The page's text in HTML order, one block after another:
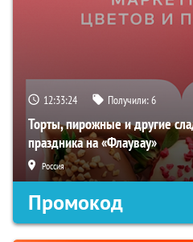
12:33:23 Получили:6
Торты, пирожные и другие
праздника на «Флаувау»
Россия
Промокод